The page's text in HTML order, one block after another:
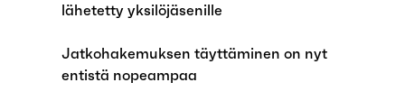
lähetetty yksilöjäsenille
Jatkohakemuksen täyttäminen on nyt
entistä nopeampaa